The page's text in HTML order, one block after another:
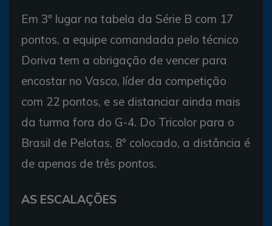
Em 3º lugar na tabela da Série B com 17
pontos, a equipe comandada pelo técnico
Doriva tem a obrigação de vencer para
encostar no Vasco, líder da competição
com 22 pontos, e se distanciar ainda mais
da turma fora do G-4. Do Tricolor para o
Brasil de Pelotas, 8º colocado, a distância é
de apenas de três pontos.
AS ESCALAÇÕES